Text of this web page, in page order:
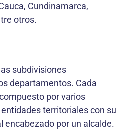
Cundinamarca,
otros.
subdivisiones
departamentos. Cada
por varios
territoriales con su
encabezado por un alcalde.